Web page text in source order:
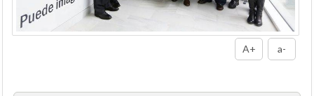
A+ a-